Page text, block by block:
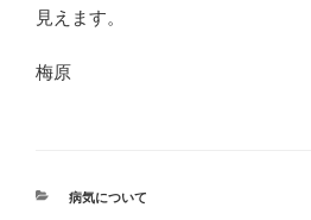
見えます。
梅原
カ
病気について